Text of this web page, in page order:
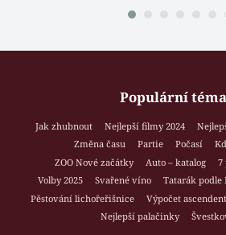
Populární
Jak zhubnout Nejlepší filmy 2024
Změna času
Partie Počasí
ZOO Nové začátky
Auto – katalog
7
Volby 2025
Svařené víno Tatarák podle
Pěstování lichořeřišnice
Výpočet
Nejlepší palačinky